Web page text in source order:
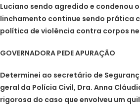
Luciano sendo agredido e condenou
linchamento continue sendo prática
política de violência contra corpos
GOVERNADORA PEDE APURAÇÃO
Determinei ao secretário de
geral da Polícia Civil, Dra. Anna
rigorosa do caso que envolveu um